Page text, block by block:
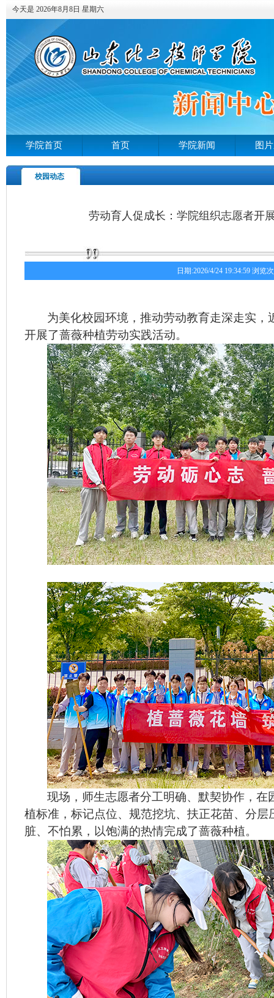
今天是 2026年8月8日 星期六
学院首页 首页 学院新闻 图
校园动态
劳动育人促成长：学院组织志愿者开
日期:2026/4/24 19:34:59 浏览
为美化校园环境，推动劳动教育走深走实
开展了蔷薇种植劳动实践活动。
现场，师生志愿者分工明确、默契协作，
植标准，标记点位、规范挖坑、扶正花苗、分
脏、不怕累，以饱满的热情完成了蔷薇种植。